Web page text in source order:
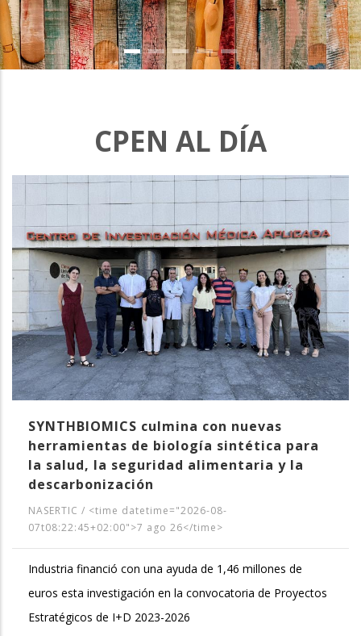
CPEN AL DÍA
SYNTHBIOMICS culmina con nuevas
herramientas de biología sintética para
la salud, la seguridad alimentaria y la
descarbonización
NASERTIC / <time datetime="2026-08-
07t08:22:45+02:00">7 ago 26</time>
Industria financió con una ayuda de 1,46 millones de
euros esta investigación en la convocatoria de Proyectos
Estratégicos de I+D 2023-2026